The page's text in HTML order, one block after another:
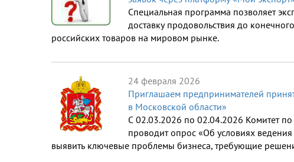
Специальная программа позволяет
доставку продовольствия до
российских товаров на мировом рынке.
24 февраля 2026
Приглашаем предпринимателей
в Московской области»
С 02.03.2026 по 02.04.2026 Комитет
проводит опрос «Об условиях
выявить ключевые проблемы бизнеса, требующие